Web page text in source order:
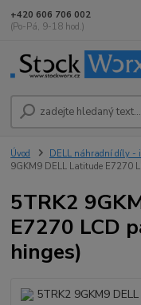
+420 606 706 002
(Po-Pá, 9-18 hod.)
Úvod DELL náhradní díly -
9GKM9 DELL Latitude E7270
5TRK2
E7270 LCD
hinges)